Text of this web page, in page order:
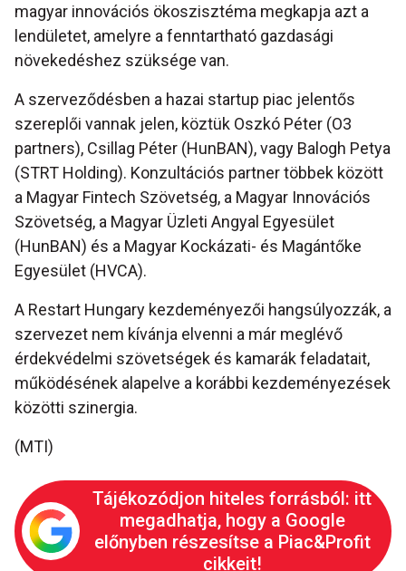
magyar innovációs ökoszisztéma megkapja azt a
lendületet, amelyre a fenntartható gazdasági
növekedéshez szüksége van.
A szerveződésben a hazai startup piac jelentős
szereplői vannak jelen, köztük Oszkó Péter (O3
partners), Csillag Péter (HunBAN), vagy Balogh Petya
(STRT Holding). Konzultációs partner többek között
a Magyar Fintech Szövetség, a Magyar Innovációs
Szövetség, a Magyar Üzleti Angyal Egyesület
(HunBAN) és a Magyar Kockázati- és Magántőke
Egyesület (HVCA).
A Restart Hungary kezdeményezői hangsúlyozzák, a
szervezet nem kívánja elvenni a már meglévő
érdekvédelmi szövetségek és kamarák feladatait,
működésének alapelve a korábbi kezdeményezések
közötti szinergia.
(MTI)
Tájékozódjon hiteles forrásból: itt
megadhatja, hogy a Google
előnyben részesítse a Piac&Profit
cikkeit!